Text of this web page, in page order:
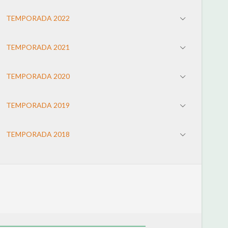
TEMPORADA 2022
TEMPORADA 2021
TEMPORADA 2020
TEMPORADA 2019
TEMPORADA 2018